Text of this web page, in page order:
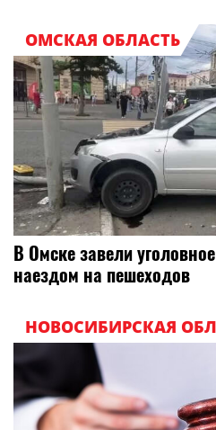
ОМСКАЯ ОБЛАСТЬ
В Омске завели
наездом на пешеходов
НОВОСИБИРСКАЯ